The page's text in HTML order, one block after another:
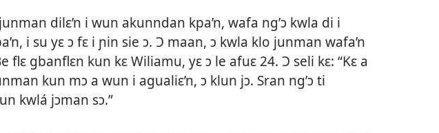
dilɛ’n i wun akunndan kpa’n, wafa ng’ɔ kwla di i
i su yɛ ɔ fɛ i ɲin sie ɔ. Ɔ maan, ɔ kwla klo junman wafa’n
flɛ gbanflɛn kun kɛ Wiliamu, yɛ ɔ le afuɛ 24. Ɔ seli kɛ: “Kɛ a
kun mɔ a wun i agualiɛ’n, ɔ klun jɔ. Sran ng’ɔ ti
kwlá jɔman sɔ.”